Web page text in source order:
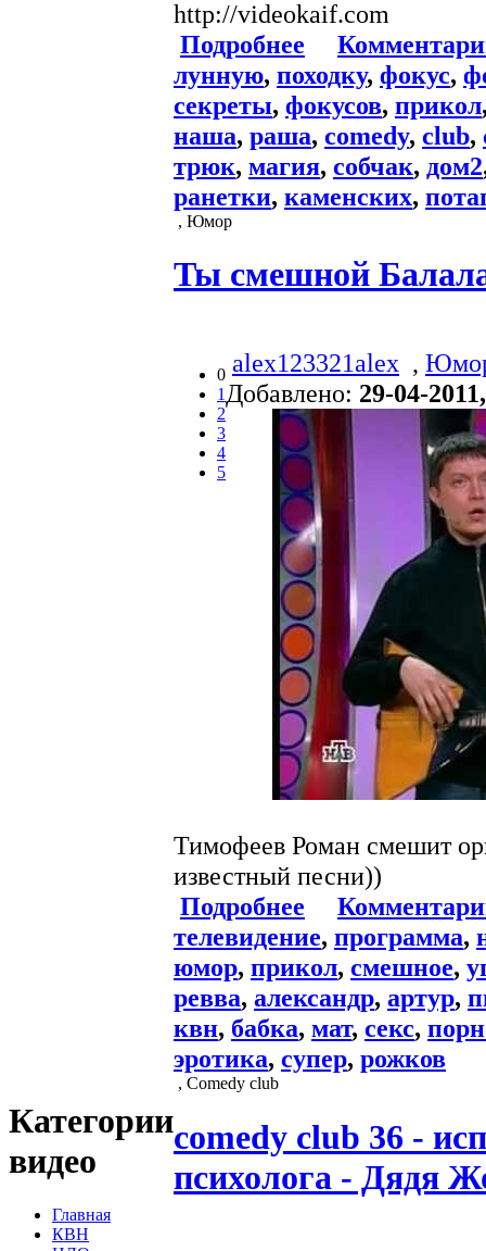
Категории
видео
Главная
КВН
http://videokaif.com
Подробнее
лунную, походку, фокус,
секреты, фокусов, прикол
наша, раша, comedy, club,
трюк, магия, собчак, дом2
ранетки, каменских,
, Юмор
Ты смешной
0
1
2
3
4
5
alex123321alex ,
Добавлено: 29-04-
Тимофеев Роман смешит
известный песни))
Подробнее
телевидение, программа,
юмор, прикол, смешное,
ревва, александр, артур,
квн, бабка, мат, секс,
эротика, супер, рожков
, Comedy club
comedy club 36 -
психолога - Дядя